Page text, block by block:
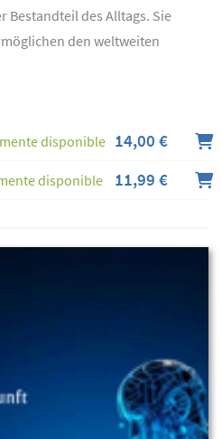
Bestandteil des Alltags. Sie
den weltweiten
disponible 14,00 €
disponible 11,99 €